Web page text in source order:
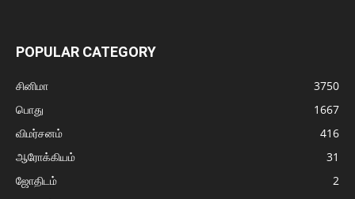
POPULAR CATEGORY
சினிமா
3750
பொது
1667
விமர்சனம்
416
ஆரோக்கியம்
31
ஜோதிடம்
2